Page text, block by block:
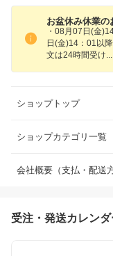
お盆休み休業の
・08月07日(金
日(金)14：01以
文は24時間受け
ショップトップ
ショップカテゴリ一覧
会社概要（支払・配送
受注・発送カレンダ